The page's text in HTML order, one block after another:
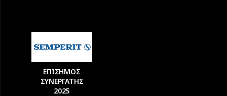
ΕΠΙΣΗΜΟΣ
ΣΥΝΕΡΓΑΤΗΣ
2025